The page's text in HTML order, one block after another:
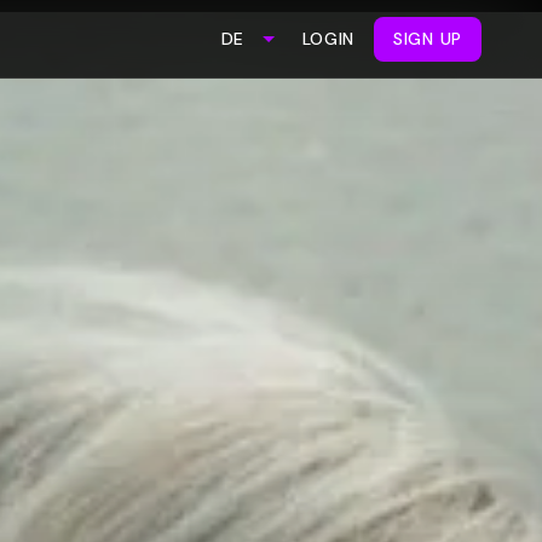
DE LOGIN SIGN UP